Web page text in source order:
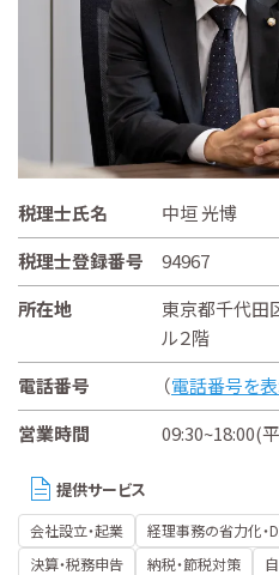
税理士氏名
中垣 光博
税理士登録番号
94967
所在地
東京都千代田
ル２階
電話番号
（電話番号を
営業時間
09:30~18:00(
提供サービス
会社設立・起業 経理事務の省力化・
決算・税務申告
納税・節税対策